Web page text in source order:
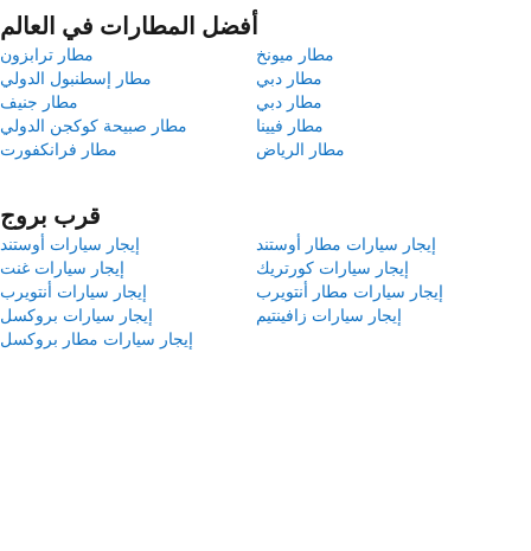
أفضل المطارات في العالم
مطار ترابزون
مطار ميونخ
مطار إسطنبول الدولي
مطار دبي
مطار جنيف
مطار دبي
مطار صبيحة كوكجن الدولي
مطار فيينا
مطار فرانكفورت
مطار الرياض
قرب بروج
إيجار سيارات أوستند
إيجار سيارات مطار أوستند
إيجار سيارات غنت
إيجار سيارات كورتريك
إيجار سيارات أنتويرب
إيجار سيارات مطار أنتويرب
إيجار سيارات بروكسل
إيجار سيارات زافينتيم
إيجار سيارات مطار بروكسل